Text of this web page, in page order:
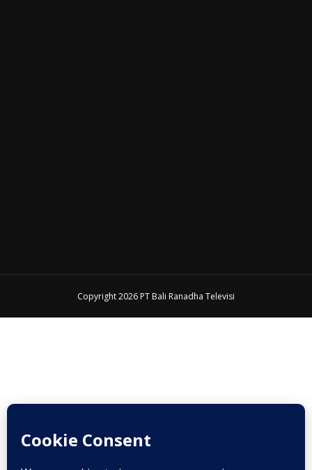
Copyright 2026 PT Bali Ranadha Televisi